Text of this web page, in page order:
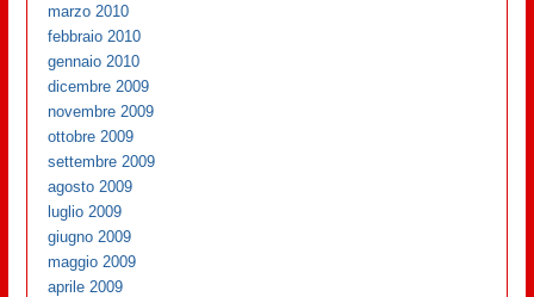
marzo 2010
febbraio 2010
gennaio 2010
dicembre 2009
novembre 2009
ottobre 2009
settembre 2009
agosto 2009
luglio 2009
giugno 2009
maggio 2009
aprile 2009